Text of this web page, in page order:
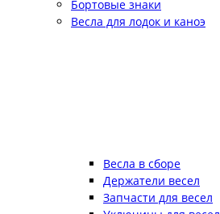
Бортовые знаки
Весла для лодок и каноэ
Весла в сборе
Держатели весел
Запчасти для весел